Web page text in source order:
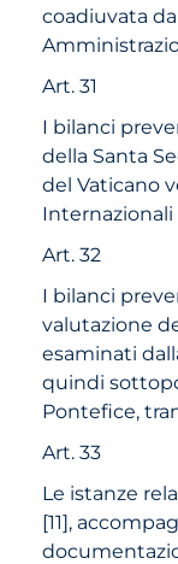
coadiuvata
Art. 31
I bilanci
della Santa
del Vaticano
Art. 32
I bilanci
valutazione
esaminati
quindi
Pontefice,
Art. 33
Le istanze
[11],